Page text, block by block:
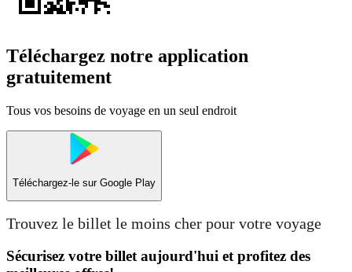
Téléchargez notre application
gratuitement
Tous vos besoins de voyage en un seul endroit
Téléchargez-le sur Google Play
Trouvez le billet le moins cher pour votre voyage
Sécurisez votre billet aujourd'hui et profitez des